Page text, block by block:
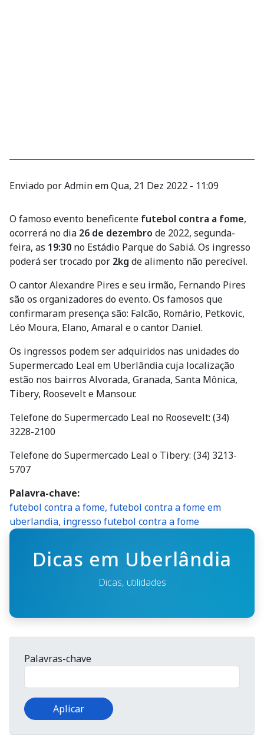
Enviado porAdminemQua, 21 Dez 2022 - 11:09
O famoso evento beneficente futebol contra a fome,
ocorrerá no dia 26 de dezembro de 2022, segunda-
feira, as 19:30 no Estádio Parque do Sabiá. Os ingresso
poderá ser trocado por 2kg de alimento não perecível.
O cantor Alexandre Pires e seu irmão, Fernando Pires
são os organizadores do evento. Os famosos que
confirmaram presença são: Falcão, Romário, Petkovic,
Léo Moura, Elano, Amaral e o cantor Daniel.
Os ingressos podem ser adquiridos nas unidades do
Supermercado Leal em Uberlândia cuja localização
estão nos bairros Alvorada, Granada, Santa Mônica,
Tibery, Roosevelt e Mansour.
Telefone do Supermercado Leal no Roosevelt: (34)
3228-2100
Telefone do Supermercado Leal o Tibery: (34) 3213-
5707
Palavra-chave
futebol contra a fome, futebol contra a fome em
uberlandia, ingresso futebol contra a fome
Dicas em Uberlândia
Dicas, utilidades
Palavras-chave